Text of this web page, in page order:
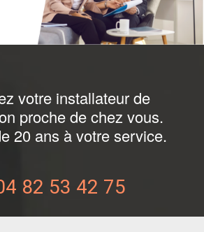
votre installateur de
proche de chez vous.
20 ans à votre service.
82 53 42 75